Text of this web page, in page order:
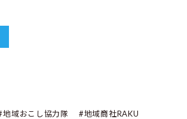
地域おこし協力隊
#地域商社RAKU